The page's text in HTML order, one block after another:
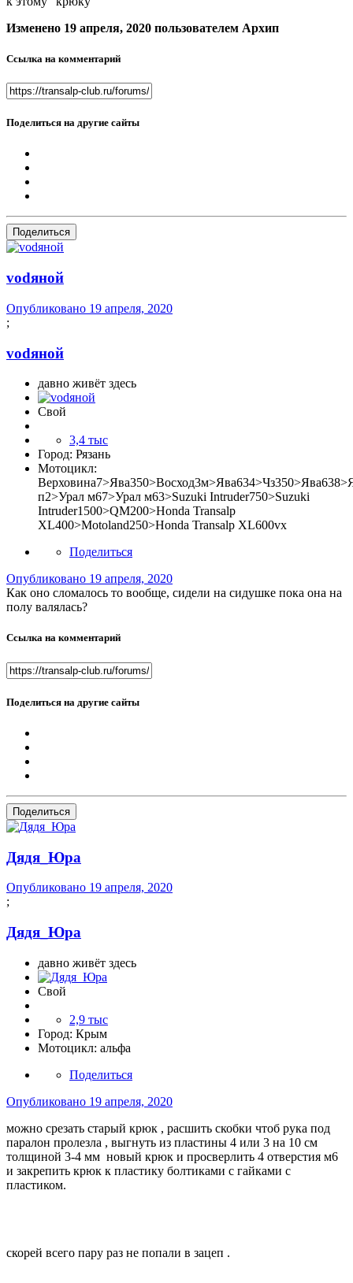
Изменено 19 апреля, 2020 пользователем Архип
Ссылка на комментарий
Поделиться на другие сайты
Поделиться
vоdяной
Опубликовано 19 апреля, 2020
;
vоdяной
давно живёт здесь
Свой
3,4 тыс
Город: Рязань
Мотоцикл:
п2>Урал м67>Урал м63>Suzuki Intruder750>Suzuki
Intruder1500>QM200>Honda Transalp
XL400>Motoland250>Honda Transalp XL600vx
Поделиться
Опубликовано 19 апреля, 2020
Как оно сломалось то вообще, сидели на сидушке пока она на
полу валялась?
Ссылка на комментарий
Поделиться на другие сайты
Поделиться
Дядя_Юра
Опубликовано 19 апреля, 2020
;
Дядя_Юра
давно живёт здесь
Свой
2,9 тыс
Город: Крым
Мотоцикл: альфа
Поделиться
Опубликовано 19 апреля, 2020
можно срезать старый крюк , расшить скобки чтоб рука под
паралон пролезла , выгнуть из пластины 4 или 3 на 10 см
толщиной 3-4 мм новый крюк и просверлить 4 отверстия м6
и закрепить крюк к пластику болтиками с гайками с
пластиком.
скорей всего пару раз не попали в зацеп .